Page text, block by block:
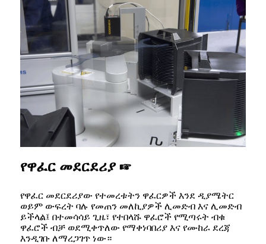
የዋፈር መደርደሪያ ☞
የዋፈር መደርደሪያው የተመረቱትን ዋፈርዎች እንደ ዲያሜትር
ወይም ውፍረት ባሉ የመጠን መለኪያዎች ሊመድብ እና ሊመድብ
ይችላል፤ በተመሳሳይ ጊዜ፣ የተበላሹ ዋፈሮች የሚጣሩት ብቁ
ዋፈሮች ብቻ ወደሚቀጥለው የማቀነባበሪያ እና የሙከራ ደረጃ
እንዲገቡ ለማረጋገጥ ነው።